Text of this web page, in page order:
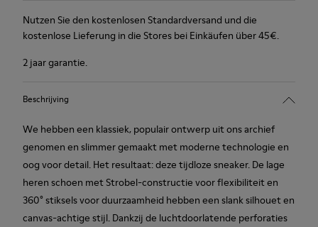
Nutzen Sie den kostenlosen Standardversand und die
kostenlose Lieferung in die Stores bei Einkäufen über 45€.
2 jaar garantie.
Beschrijving
We hebben een klassiek, populair ontwerp uit ons archief
genomen en slimmer gemaakt met moderne technologie en
oog voor detail. Het resultaat: deze tijdloze sneaker. De lage
heren schoen met Strobel-constructie voor flexibiliteit en
360° stiksels voor duurzaamheid hebben een slank silhouet en
canvas-achtige stijl. Dankzij de luchtdoorlatende perforaties